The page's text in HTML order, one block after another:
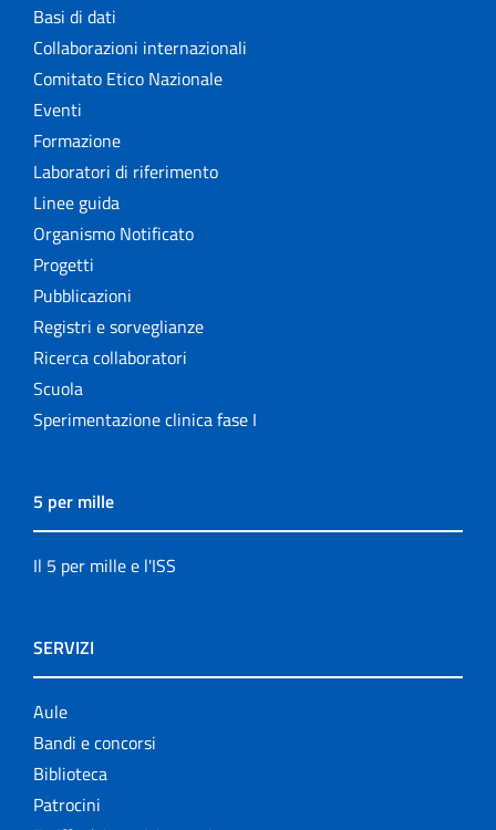
Basi di dati
Collaborazioni internazionali
Comitato Etico Nazionale
Eventi
Formazione
Laboratori di riferimento
Linee guida
Organismo Notificato
Progetti
Pubblicazioni
Registri e sorveglianze
Ricerca collaboratori
Scuola
Sperimentazione clinica fase I
5 per mille
Il 5 per mille e l'ISS
SERVIZI
Aule
Bandi e concorsi
Biblioteca
Patrocini